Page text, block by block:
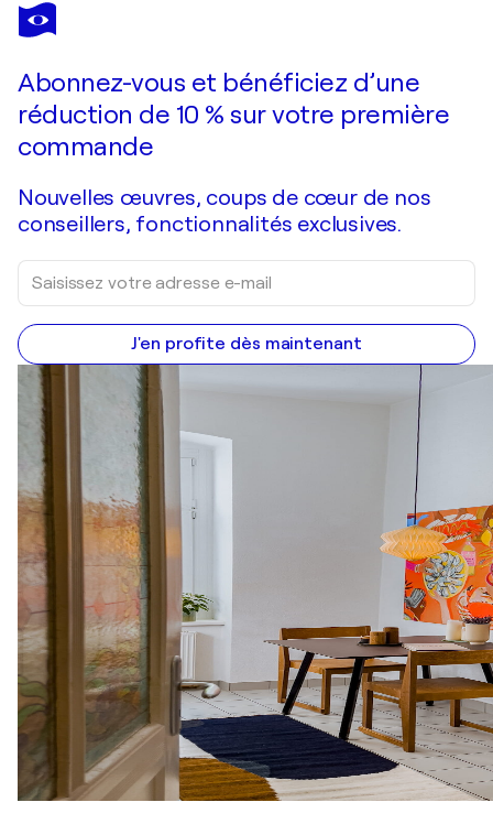
DADI GUDBJORNSSON
Hidden fire
Abonnez-vous et bénéficiez d’une
réduction de 10 % sur votre première
commande
Nouvelles œuvres, coups de cœur de nos
conseillers, fonctionnalités exclusives.
J'en profite dès maintenant